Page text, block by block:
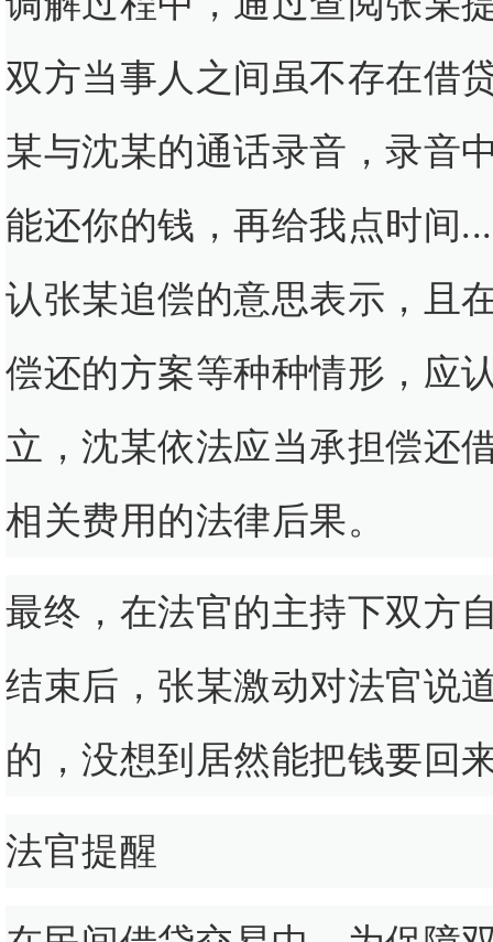
双方当事人之间虽不存在借
某与沈某的通话录音，录音
能还你的钱，再给我点时间
认张某追偿的意思表示，且
偿还的方案等种种情形，应
立，沈某依法应当承担偿还
相关费用的法律后果。
最终，在法官的主持下双方
结束后，张某激动对法官说
的，没想到居然能把钱要回
法官提醒